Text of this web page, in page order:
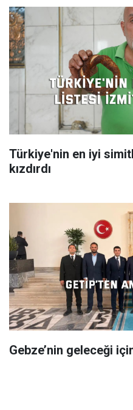
Türkiye'nin en iyi
kızdırdı
Gebze’nin geleceği